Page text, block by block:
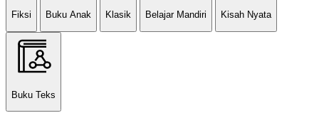
Fiksi Buku Anak Klasik Belajar Mandiri Kisah Nyata
Buku Teks